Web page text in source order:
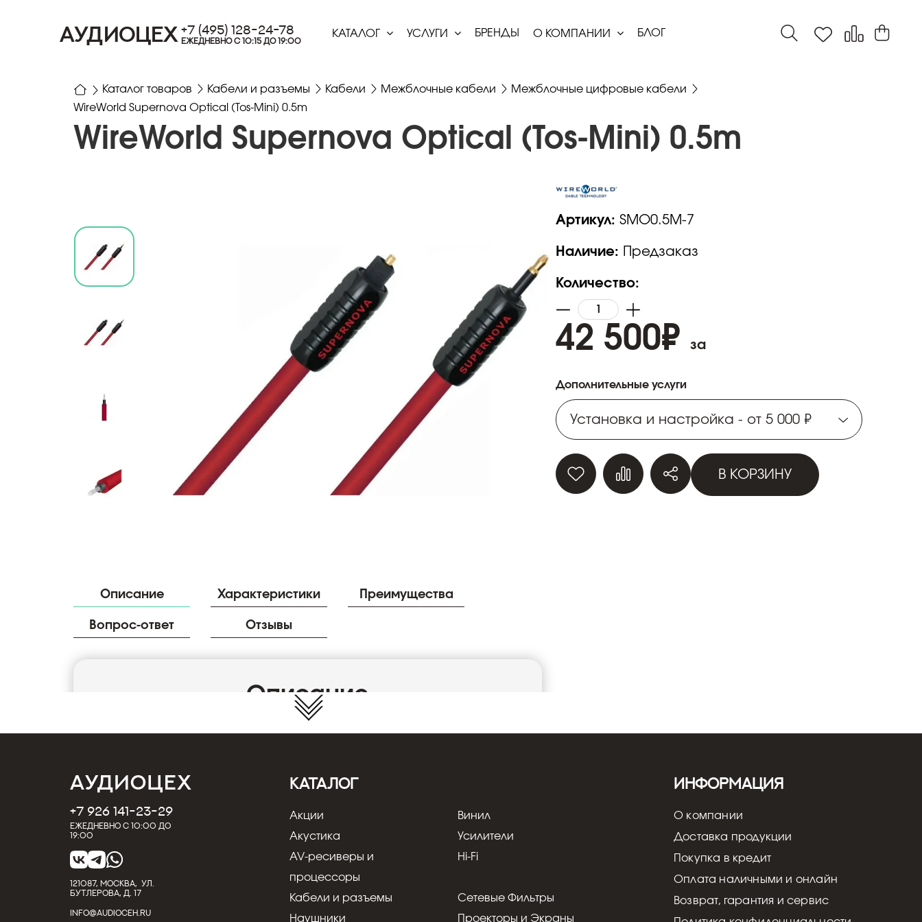
АУДИОЦЕХ +7 (495) 128-24-78
ЕЖЕДНЕВНО С 10:15 ДО 19:00
КАТАЛОГ УСЛУГИ БРЕНДЫ О КОМПАНИИ БЛОГ
Каталог товаров Кабели и разъемы Кабели Межблочные кабели
Межблочные цифровые кабели
WireWorld Supernova Optical (Tos-Mini) 0.5m
WireWorld Supernova Optical (Tos-Mini) 0.5m
Описание Характеристики Преимущества
Вопрос-ответ Отзывы
Описание
Артикул:SMO0.5M-7
Наличие: Предзаказ
Количество:
42 500₽ за
Дополнительные услуги
Установка и настройка - от 5 000 ₽
Установка и настройка - от 5 000 ₽
Установка и настройка - от 5 000 ₽
В КОРЗИНУ
+7 926 141-23-29
Ежедневно с 10:00 до
19:00
121087, МОСКВА, УЛ.
БУТЛЕРОВА, Д. 17
INFO@AUDIOCEH.RU
КАТАЛОГ
Акции
Винил
Акустика
Усилители
AV-ресиверы и
процессоры
Hi-Fi
Кабели и разъемы
Сетевые Фильтры
Наушники
Проекторы и Экраны
Информация
О компании
Доставка продукции
Покупка в кредит
Оплата наличными и онлайн
Возврат, гарантия и сервис